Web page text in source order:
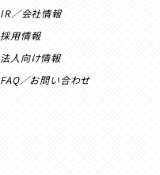
IR／会社情報
採用情報
法人向け情報
FAQ／お問い合わせ